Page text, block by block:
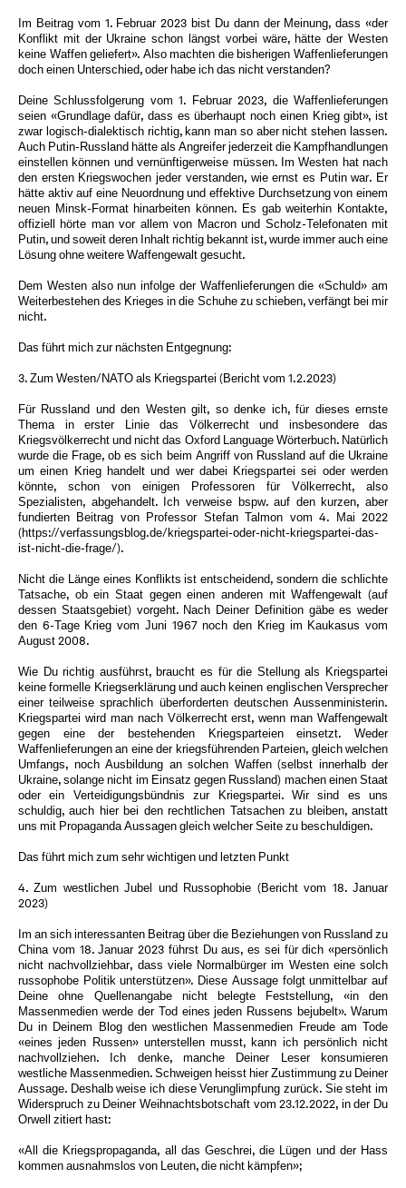
Im Beitrag vom 1. Februar 2023 bist Du dann der Meinung, dass «der
Konflikt mit der Ukraine schon längst vorbei wäre, hätte der Westen
keine Waffen geliefert». Also machten die bisherigen Waffenlieferungen
doch einen Unterschied, oder habe ich das nicht verstanden?
Deine Schlussfolgerung vom 1. Februar 2023, die Waffenlieferungen
seien «Grundlage dafür, dass es überhaupt noch einen Krieg gibt», ist
zwar logisch-dialektisch richtig, kann man so aber nicht stehen lassen.
Auch Putin-Russland hätte als Angreifer jederzeit die Kampfhandlungen
einstellen können und vernünftigerweise müssen. Im Westen hat nach
den ersten Kriegswochen jeder verstanden, wie ernst es Putin war. Er
hätte aktiv auf eine Neuordnung und effektive Durchsetzung von einem
neuen Minsk-Format hinarbeiten können. Es gab weiterhin Kontakte,
offiziell hörte man vor allem von Macron und Scholz-Telefonaten mit
Putin, und soweit deren Inhalt richtig bekannt ist, wurde immer auch eine
Lösung ohne weitere Waffengewalt gesucht.
Dem Westen also nun infolge der Waffenlieferungen die «Schuld» am
Weiterbestehen des Krieges in die Schuhe zu schieben, verfängt bei mir
nicht.
Das führt mich zur nächsten Entgegnung:
3. Zum Westen/NATO als Kriegspartei (Bericht vom 1.2.2023)
Für Russland und den Westen gilt, so denke ich, für dieses ernste
Thema in erster Linie das Völkerrecht und insbesondere das
Kriegsvölkerrecht und nicht das Oxford Language Wörterbuch. Natürlich
wurde die Frage, ob es sich beim Angriff von Russland auf die Ukraine
um einen Krieg handelt und wer dabei Kriegspartei sei oder werden
könnte, schon von einigen Professoren für Völkerrecht, also
Spezialisten, abgehandelt. Ich verweise bspw. auf den kurzen, aber
fundierten Beitrag von Professor Stefan Talmon vom 4. Mai 2022
(https://verfassungsblog.de/kriegspartei-oder-nicht-kriegspartei-das-
ist-nicht-die-frage/).
Nicht die Länge eines Konflikts ist entscheidend, sondern die schlichte
Tatsache, ob ein Staat gegen einen anderen mit Waffengewalt (auf
dessen Staatsgebiet) vorgeht. Nach Deiner Definition gäbe es weder
den 6-Tage Krieg vom Juni 1967 noch den Krieg im Kaukasus vom
August 2008.
Wie Du richtig ausführst, braucht es für die Stellung als Kriegspartei
keine formelle Kriegserklärung und auch keinen englischen Versprecher
einer teilweise sprachlich überforderten deutschen Aussenministerin.
Kriegspartei wird man nach Völkerrecht erst, wenn man Waffengewalt
gegen eine der bestehenden Kriegsparteien einsetzt. Weder
Waffenlieferungen an eine der kriegsführenden Parteien, gleich welchen
Umfangs, noch Ausbildung an solchen Waffen (selbst innerhalb der
Ukraine, solange nicht im Einsatz gegen Russland) machen einen Staat
oder ein Verteidigungsbündnis zur Kriegspartei. Wir sind es uns
schuldig, auch hier bei den rechtlichen Tatsachen zu bleiben, anstatt
uns mit Propaganda Aussagen gleich welcher Seite zu beschuldigen.
Das führt mich zum sehr wichtigen und letzten Punkt
4. Zum westlichen Jubel und Russophobie (Bericht vom 18. Januar
2023)
Im an sich interessanten Beitrag über die Beziehungen von Russland zu
China vom 18. Januar 2023 führst Du aus, es sei für dich «persönlich
nicht nachvollziehbar, dass viele Normalbürger im Westen eine solch
russophobe Politik unterstützen». Diese Aussage folgt unmittelbar auf
Deine ohne Quellenangabe nicht belegte Feststellung, «in den
Massenmedien werde der Tod eines jeden Russens bejubelt». Warum
Du in Deinem Blog den westlichen Massenmedien Freude am Tode
«eines jeden Russen» unterstellen musst, kann ich persönlich nicht
nachvollziehen. Ich denke, manche Deiner Leser konsumieren
westliche Massenmedien. Schweigen heisst hier Zustimmung zu Deiner
Aussage. Deshalb weise ich diese Verunglimpfung zurück. Sie steht im
Widerspruch zu Deiner Weihnachtsbotschaft vom 23.12.2022, in der Du
Orwell zitiert hast:
«All die Kriegspropaganda, all das Geschrei, die Lügen und der Hass
kommen ausnahmslos von Leuten, die nicht kämpfen»;